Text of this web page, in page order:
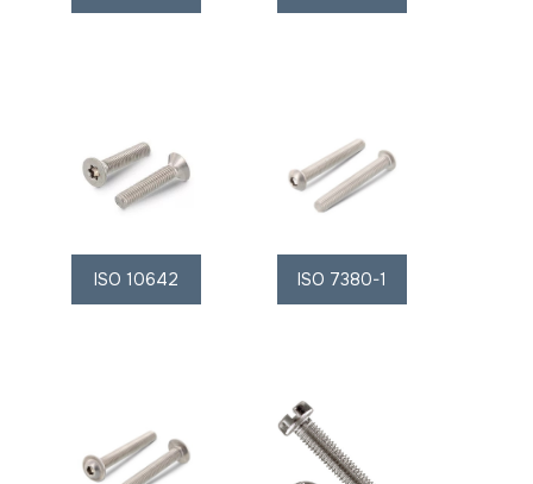
ISO 10642 ISO 7380-1